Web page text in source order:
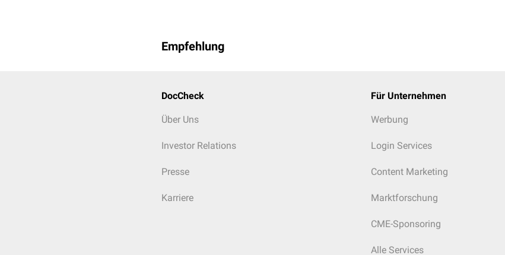
Empfehlung
DocCheck
Über Uns
Investor Relations
Presse
Karriere
Für Unternehmen
Werbung
Login Services
Content Marketing
Marktforschung
CME-Sponsoring
Alle Services